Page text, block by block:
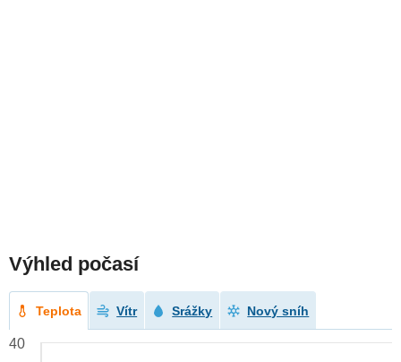
Výhled počasí
Teplota Vítr Srážky Nový sníh
40